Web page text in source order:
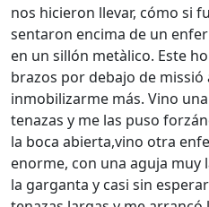
nos hicieron llevar, cómo si
sentaron encima de un
en un sillón metàlico. Este
brazos por debajo de missió
inmobilizarme más. Vino
tenazas y me las puso
la boca abierta,vino otra
enorme, con una aguja muy
la garganta y casi sin